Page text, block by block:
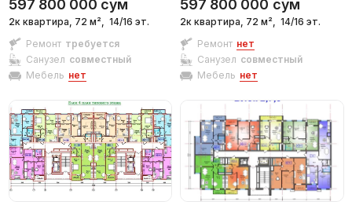
597 800 000 сум
2к квартира, 72 м², 14/16 эт.
Ремонт требуется
Санузел совместный
Мебель нет
597 800 000 сум
2к квартира, 72 м², 14/16 эт.
Ремонт нет
Санузел совместный
Мебель нет